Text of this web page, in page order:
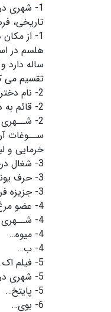
1- شهرى
تاریخى،
1- از
هلسم در
ساله
تقسیم مى
2- نام
2- قائم
2- شــهرى
ســوغات
خرمایى و
3- شغال
3- حرف
3- جزیزه
4- عضو
4- شــهرى
4- میوه…
4- ب…
5- فیلم
5- شهری
5- پایتخ…
6- بوی…